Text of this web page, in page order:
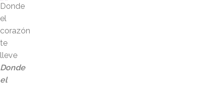
Donde
el